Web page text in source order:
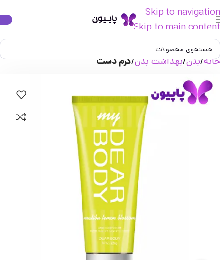
Skip to navigation
Skip to main content
خانه بدن بهداشت بدن کرم دست